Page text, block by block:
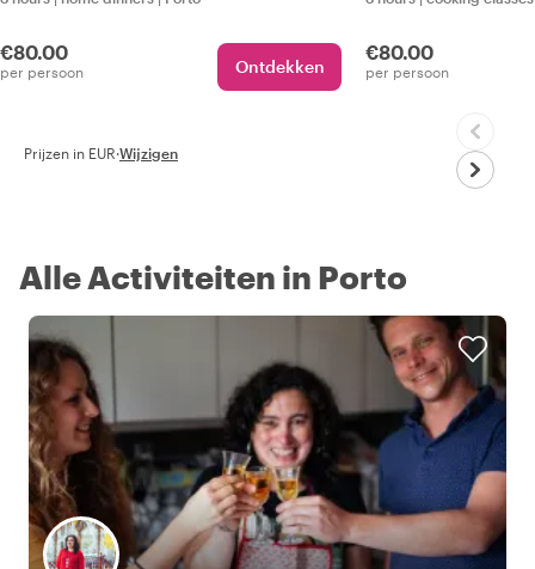
€80.00
per persoon Ontdekken
€80.00
per persoon
Prijzen in EUR·Wijzigen
Alle Activiteiten in Porto